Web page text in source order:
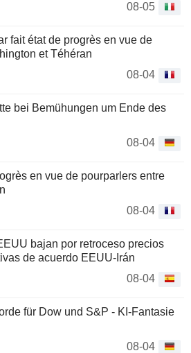
08-05
fait état de progrès en vue de
et Téhéran
08-04
bei Bemühungen um Ende des
08-04
en vue de pourparlers entre
08-04
bajan por retroceso precios
de acuerdo EEUU-Irán
08-04
für Dow und S&P - KI-Fantasie
08-04